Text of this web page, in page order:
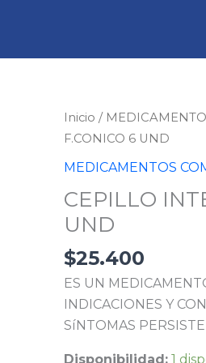
Inicio /
F.CONICO 6 UND
MEDICAMENTOS
CEPILLO
UND
$25.400
ES UN
INDICACIONES Y
SíNTOMAS
Disponibilidad: 1
CEPILLO
INTER.
GUM
MM
F.CONICO
UND
cantidad